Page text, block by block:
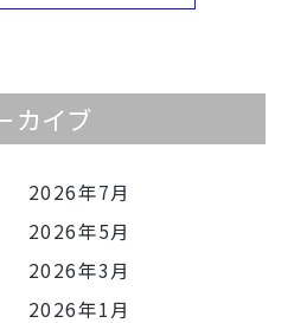
カイブ
2026年7月
2026年5月
2026年3月
2026年1月